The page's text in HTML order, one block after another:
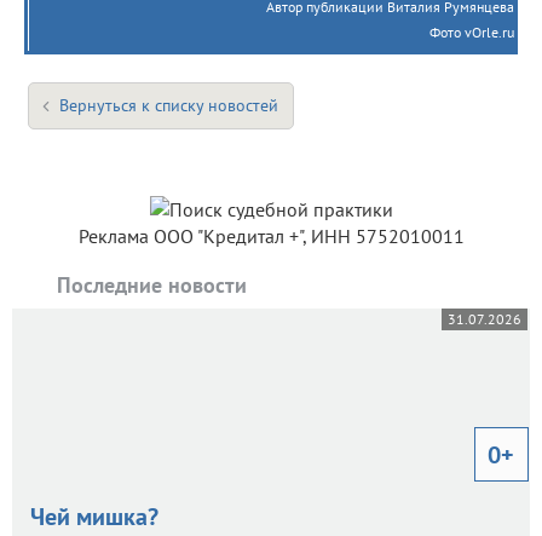
Автор публикации Виталия Румянцева
Фото vOrle.ru
Вернуться к списку новостей
Реклама ООО "Кредитал +", ИНН 5752010011
Последние новости
31.07.2026
0+
Чей мишка?